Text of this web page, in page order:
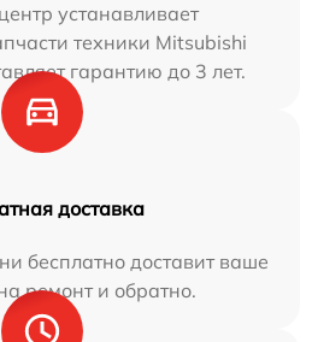
устанавливает
техники Mitsubishi
гарантию до 3 лет.
доставка
бесплатно доставит ваше
ремонт и обратно.